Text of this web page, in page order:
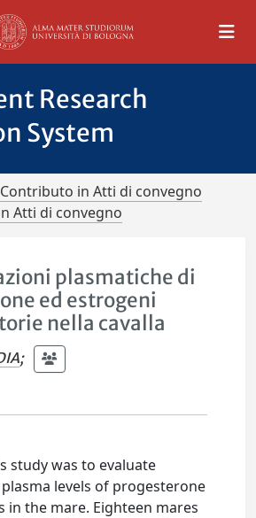
Research
System
in Atti di convegno
Atti di convegno
plasmatiche di
ed estrogeni
nella cavalla
;
study was to evaluate
levels of progesterone
in the mare. Eighteen mares